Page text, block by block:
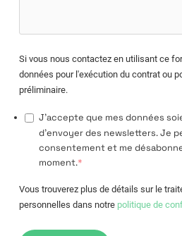
Si vous nous contactez en utilisant ce
données pour l'exécution du contrat ou
préliminaire.
J'accepte que mes données
d'envoyer des newsletters. Je
consentement et me
moment.*
Vous trouverez plus de détails sur le
personnelles dans notre politique de